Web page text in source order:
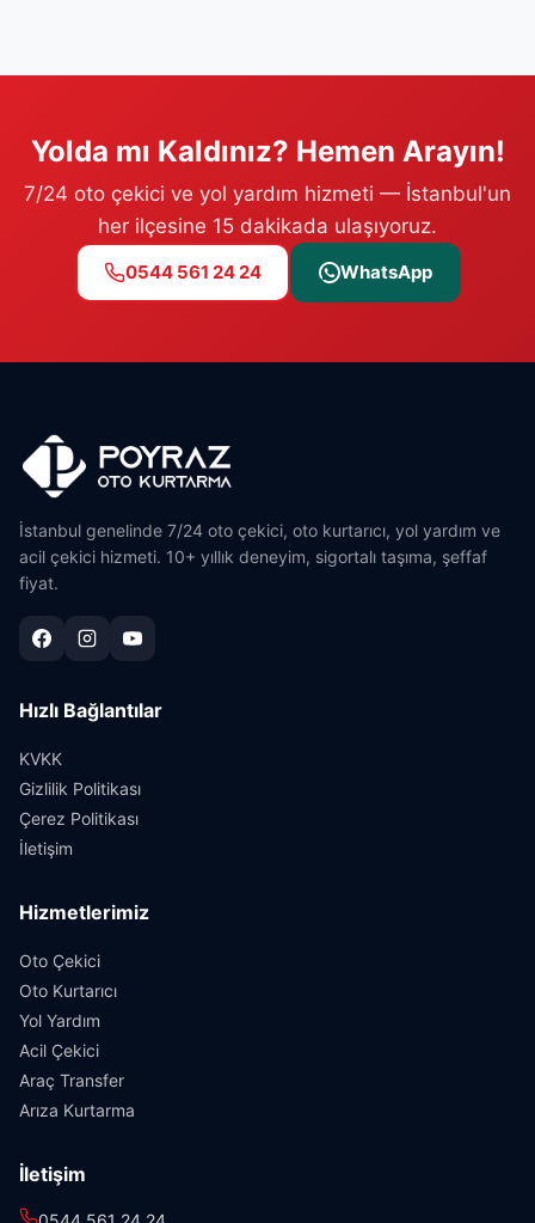
Yolda mı Kaldınız? Hemen Arayın!
7/24 oto çekici ve yol yardım hizmeti — İstanbul'un
her ilçesine 15 dakikada ulaşıyoruz.
0544 561 24 24 WhatsApp
İstanbul genelinde 7/24 oto çekici, oto kurtarıcı, yol yardım ve
acil çekici hizmeti. 10+ yıllık deneyim, sigortalı taşıma, şeffaf
fiyat.
Hızlı Bağlantılar
KVKK
Gizlilik Politikası
Çerez Politikası
İletişim
Hizmetlerimiz
Oto Çekici
Oto Kurtarıcı
Yol Yardım
Acil Çekici
Araç Transfer
Arıza Kurtarma
İletişim